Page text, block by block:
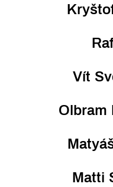
Vít
Olbram
Matti